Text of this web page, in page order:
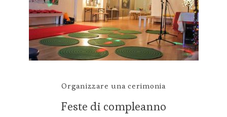
Organizzare una cerimonia
Feste di compleanno